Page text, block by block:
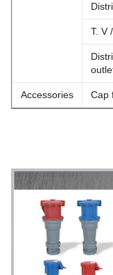
T. V
Accessories Cap